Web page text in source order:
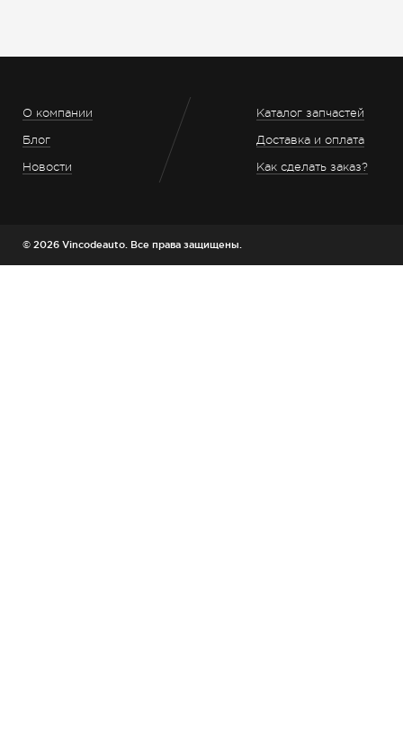
О компании
Блог
Новости
Каталог запчастей
Доставка и оплата
Как сделать заказ?
© 2026 Vincodeauto. Все права защищены.